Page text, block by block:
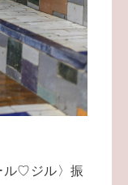
ル♡ジル〉振